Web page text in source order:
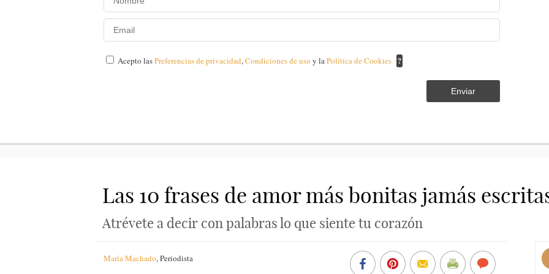
Acepto lasPreferencias de privacidad,Condiciones de usoy laPolítica de Cookies ?
Enviar
Las 10 frases de amor más bonitas jamás
Atrévete a decir con palabras lo que siente tu corazón
María Machado,Periodista